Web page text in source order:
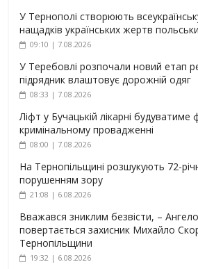
У Тернополі створюють
нащадків українських жертв
09:10 | 7.08.2026
У Теребовлі розпочали новий етап
підрядник влаштовує дорожній одяг
08:33 | 7.08.2026
Ліфт у Бучацькій лікарні будуватиме
кримінальному провадженні
08:00 | 7.08.2026
На Тернопільщині розшукують 72-
порушенням зору
21:08 | 6.08.2026
Вважався зниклим безвісти, –
повертається захисник Михайло
Тернопільщини
19:32 | 6.08.2026